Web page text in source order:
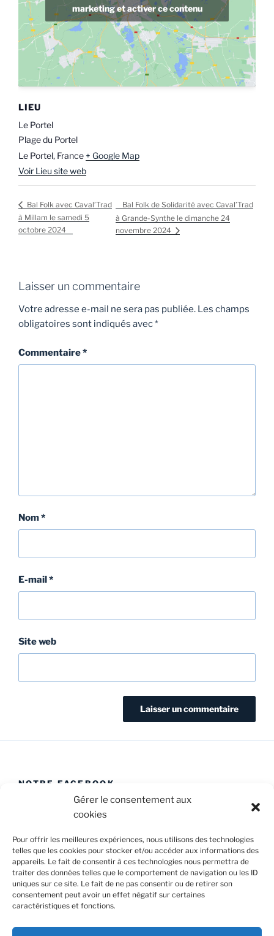
Gérer le consentement aux
cookies
Pour offrir les meilleures expériences, nous utilisons des technologies
telles que les cookies pour stocker et/ou accéder aux informations des
appareils. Le fait de consentir à ces technologies nous permettra de
traiter des données telles que le comportement de navigation ou les ID
uniques sur ce site. Le fait de ne pas consentir ou de retirer son
consentement peut avoir un effet négatif sur certaines
caractéristiques et fonctions.
LIEU
Le Portel
Plage du Portel
Le Portel, France + Google Map
Voir Lieu site web
marketing et activer ce contenu
Bal Folk avec Caval’Trad
à Millam le samedi 5
octobre 2024
Bal Folk de Solidarité avec Caval’Trad
à Grande-Synthe le dimanche 24
novembre 2024
Laisser un commentaire
Votre adresse e-mail ne sera pas publiée. Les champs
obligatoires sont indiqués avec*
Commentaire*
Nom*
E-mail*
Site web
NOTRE FACEBOOK
Facebook
Caval’Trad
E-
mail
Politique
de
cookies
Confidentialité et cookies : ce site utilise des cookies. En